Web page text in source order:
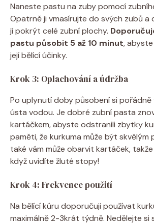
Naneste pastu na zuby pomocí
Opatrně ji vmasírujte do svých zubů a
jí pokrýt celé zubní plochy.
pastu působit 5 až 10 minut, abyste
její bělící účinky.
Krok 3: Oplachování a údržba
Po uplynutí doby působení si
ústa vodou. Je dobré zubní pasta
kartáčkem, abyste odstranili zbytky
paměti, že kurkuma může být skvělým
také vám může obarvit kartáček,
když uvidíte žluté stopy!
Krok 4: Frekvence použití
Na bělící kúru doporučuji používat
maximálně 2-3krát týdně. Nedělejte si